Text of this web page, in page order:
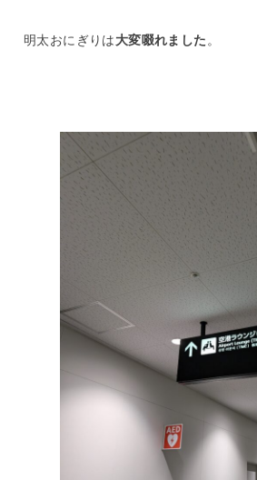
明太おにぎりは大変啜れました。